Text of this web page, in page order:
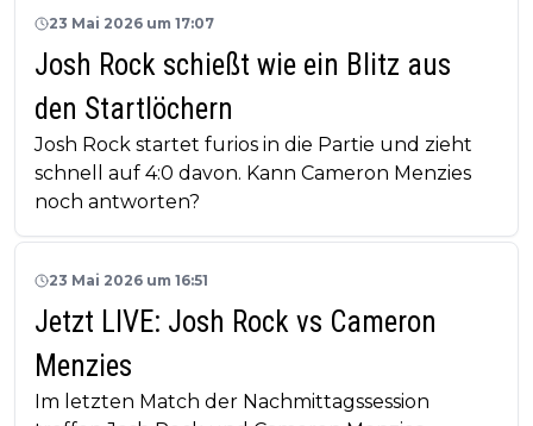
23 Mai 2026 um 17:07
Josh Rock schießt wie ein Blitz aus
den Startlöchern
Josh Rock startet furios in die Partie und zieht
schnell auf 4:0 davon. Kann Cameron Menzies
noch antworten?
23 Mai 2026 um 16:51
Jetzt LIVE: Josh Rock vs Cameron
Menzies
Im letzten Match der Nachmittagssession